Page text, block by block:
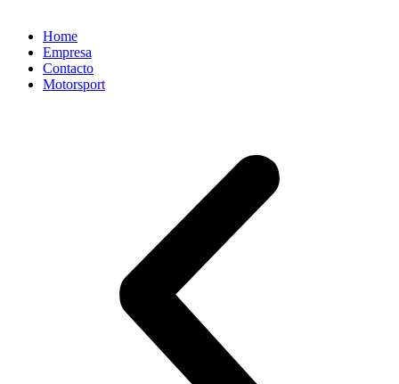
Home
Empresa
Contacto
Motorsport